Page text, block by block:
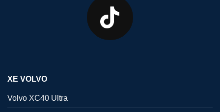
XE VOLVO
Volvo XC40 Ultra